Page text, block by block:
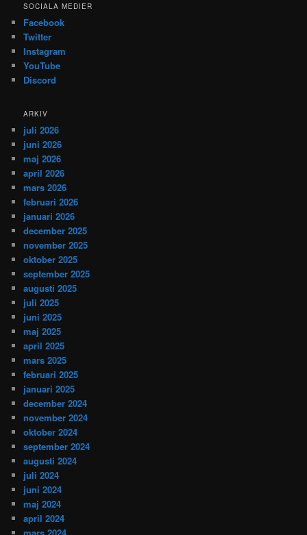
SOCIALA MEDIER
Facebook
Twitter
Instagram
YouTube
Discord
ARKIV
juli 2026
juni 2026
maj 2026
april 2026
mars 2026
februari 2026
januari 2026
december 2025
november 2025
oktober 2025
september 2025
augusti 2025
juli 2025
juni 2025
maj 2025
april 2025
mars 2025
februari 2025
januari 2025
december 2024
november 2024
oktober 2024
september 2024
augusti 2024
juli 2024
juni 2024
maj 2024
april 2024